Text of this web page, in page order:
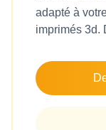
adapté à
imprimés 3d.